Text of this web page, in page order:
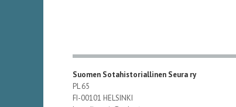
Suomen Sotahistoriallinen Seura ry
PL 65
FI-00101 HELSINKI